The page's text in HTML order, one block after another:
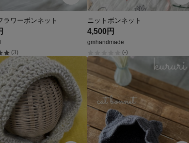
ラワーボンネット
(3)
ニットボンネット
4,500円
gmhandmade
(-)